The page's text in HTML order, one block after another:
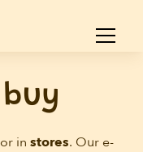
or in stores. Our e-